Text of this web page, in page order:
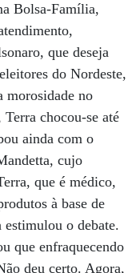
Bolsa-Família,
que deseja
do Nordeste,
morosidade no
chocou-se até
ainda com o
cujo
que é médico,
à base de
estimulou o debate.
que enfraquecendo
deu certo. Agora,